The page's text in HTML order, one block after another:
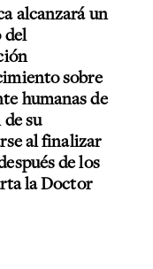
alcanzará un
del
sobre
humanas de
su
al finalizar
de los
la Doctor